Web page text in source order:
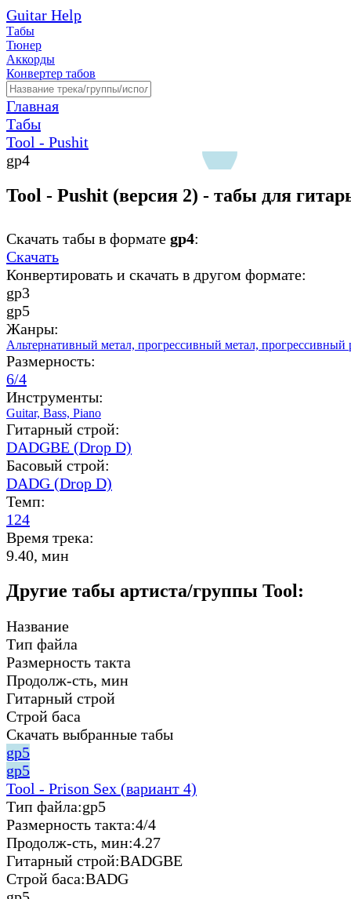
Guitar Help
Табы
Тюнер
Аккорды
Конвертер табов
Главная
Табы
Tool - Pushit
gp4
Tool - Pushit (версия 2) - табы для
Скачать табы в формате gp4:
Скачать
Конвертировать и скачать в другом формате:
gp3
gp5
Жанры:
Альтернативный метал, прогрессивный метал, прогрессивный
Размерность:
6/4
Инструменты:
Guitar, Bass, Piano
Гитарный строй:
DADGBE (Drop D)
Басовый строй:
DADG (Drop D)
Темп:
124
Время трека:
9.40, мин
Другие табы артиста/группы Tool:
Название
Тип файла
Размерность такта
Продолж-сть, мин
Гитарный строй
Строй баса
Скачать выбранные табы
gp5
gp5
Tool - Prison Sex (вариант 4)
Тип файла:gp5
Размерность такта:4/4
Продолж-сть, мин:4.27
Гитарный строй:BADGBE
Строй баса:BADG